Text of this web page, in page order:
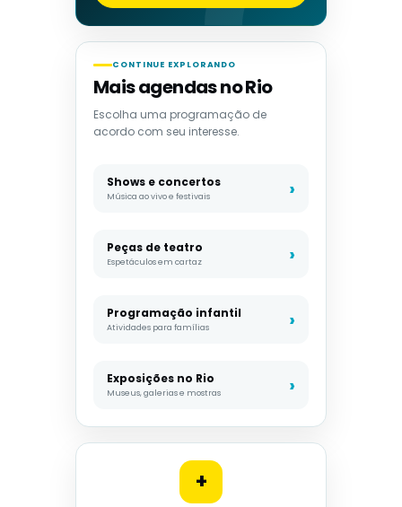
CONTINUE EXPLORANDO
Mais agendas no Rio
Escolha uma programação de
acordo com seu interesse.
Shows e concertos
Música ao vivo e festivais
Peças de teatro
Espetáculos em cartaz
Programação infantil
Atividades para famílias
Exposições no Rio
Museus, galerias e mostras
+